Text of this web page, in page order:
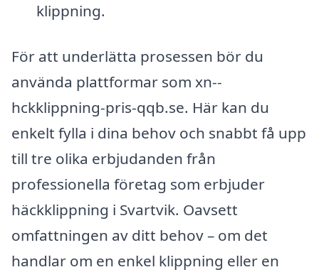
klippning.
För att underlätta prosessen bör du
använda plattformar som xn--
hckklippning-pris-qqb.se. Här kan du
enkelt fylla i dina behov och snabbt få upp
till tre olika erbjudanden från
professionella företag som erbjuder
häckklippning i Svartvik. Oavsett
omfattningen av ditt behov – om det
handlar om en enkel klippning eller en